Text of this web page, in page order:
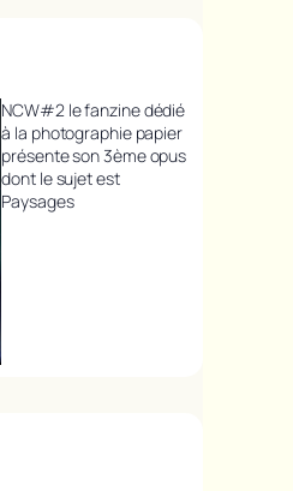
NCW#2 le fanzine dédié
à la photographie papier
présente son 3ème opus
dont le sujet est
Paysages